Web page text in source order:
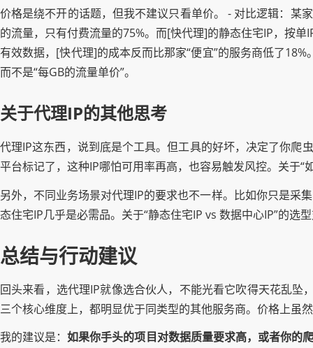
价格是绕不开的话题，但我不建议只看单价。 - 对比逻辑：某
的流量，只有付费流量的75%。而[快代理]的静态住宅IP，按
有效数据，[快代理]的成本反而比那家“便宜”的服务商低了
而不是“每GB的流量单价”。
关于代理IP的其他思考
代理IP这东西，说到底是个工具。但工具的好坏，决定了你爬
平台标记了，这种IP哪怕可用率再高，也容易触发风控。关于
另外，不同业务场景对代理IP的要求也不一样。比如你只是采
态住宅IP几乎是必需品。关于“静态住宅IP vs 数据中心IP”的选
总结与行动建议
回头来看，选代理IP就像选合伙人，不能光看它吹得天花乱
三个核心维度上，都明显优于同类型的其他服务商。价格上虽
我的建议是：如果你手头的项目对数据质量要求高，或者你的